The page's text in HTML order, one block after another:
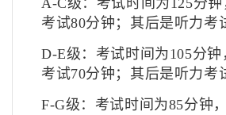
考试80分钟；其后是听力考
D-E级：考试时间为105分
考试70分钟；其后是听力考
F-G级：考试时间为85分钟